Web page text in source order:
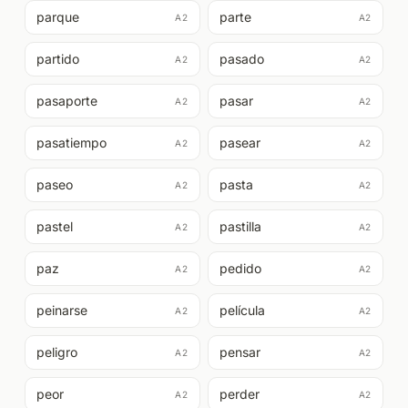
parque A2 parte A2
partido A2 pasado A2
pasaporte A2 pasar A2
pasatiempo A2 pasear A2
paseo A2 pasta A2
pastel A2 pastilla A2
paz A2 pedido A2
peinarse A2 película A2
peligro A2 pensar A2
peor A2 perder A2